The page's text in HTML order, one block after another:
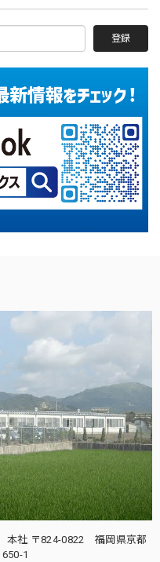
登録
本社 〒824-0822 福岡県京都
1